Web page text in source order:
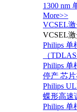
1300 nm
More>>
VCSEL
VCSEL
Philips 单
（
Philips 单
停产 芯片
Philips
蝶形高速
Philips 单